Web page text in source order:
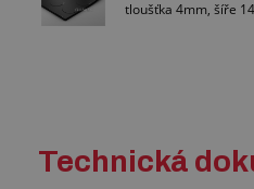
tloušťka 4mm, šíře
Technická